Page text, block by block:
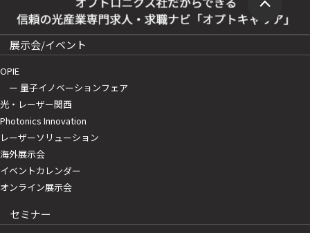
展示会/イベント
OPIE
ー 量子イノベーションフェア
光・レーザー関西
Photonics Innovation
レーザーソリューション
海外展示会
イベントカレンダー
オンライン展示会
セミナー